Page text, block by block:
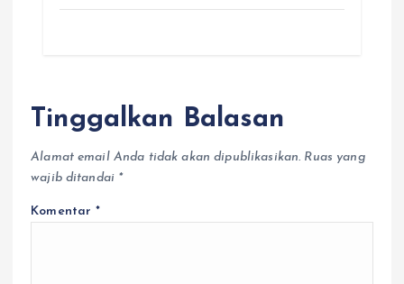
Tinggalkan Balasan
Alamat email Anda tidak akan dipublikasikan. Ruas yang
wajib ditandai *
Komentar*